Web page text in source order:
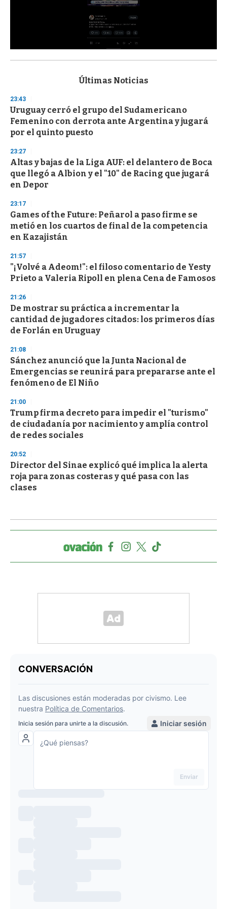
s
d
s
o
f
3
s
e
c
o
n
Últimas Noticias
23:43
Uruguay cerró el grupo del Sudamericano
Femenino con derrota ante Argentina y jugará
por el quinto puesto
23:27
Altas y bajas de la Liga AUF: el delantero de Boca
que llegó a Albion y el "10" de Racing que jugará
en Depor
23:17
Games of the Future: Peñarol a paso firme se
metió en los cuartos de final de la competencia
en Kazajistán
21:57
"¡Volvé a Adeom!": el filoso comentario de Yesty
Prieto a Valeria Ripoll en plena Cena de Famosos
21:26
De mostrar su práctica a incrementar la
cantidad de jugadores citados: los primeros días
de Forlán en Uruguay
21:08
Sánchez anunció que la Junta Nacional de
Emergencias se reunirá para prepararse ante el
fenómeno de El Niño
21:00
Trump firma decreto para impedir el "turismo"
de ciudadanía por nacimiento y amplía control
de redes sociales
20:52
Director del Sinae explicó qué implica la alerta
roja para zonas costeras y qué pasa con las
clases